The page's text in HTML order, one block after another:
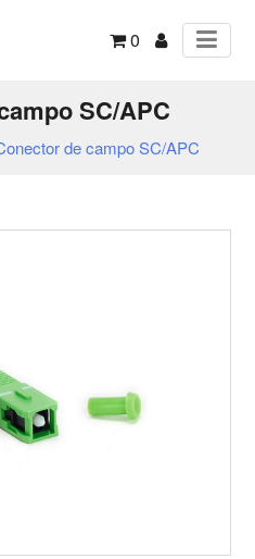
0
SC/APC
de campo SC/APC